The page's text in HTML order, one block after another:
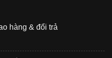
hàng & đổi trả